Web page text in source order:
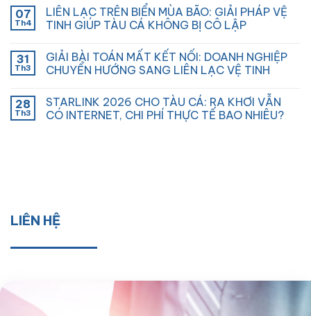
07
Th4
LIÊN LẠC TRÊN BIỂN MÙA BÃO: GIẢI PHÁP VỆ
TINH GIÚP TÀU CÁ KHÔNG BỊ CÔ LẬP
31
Th3
GIẢI BÀI TOÁN MẤT KẾT NỐI: DOANH NGHIỆP
CHUYỂN HƯỚNG SANG LIÊN LẠC VỆ TINH
28
Th3
STARLINK 2026 CHO TÀU CÁ: RA KHƠI VẪN
CÓ INTERNET, CHI PHÍ THỰC TẾ BAO NHIÊU?
LIÊN HỆ